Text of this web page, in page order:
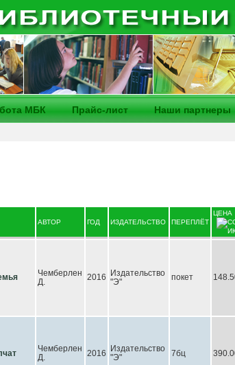
МБК Прайс-лист Наши партнеры
АВТОР ГОД ИЗДАТЕЛЬСТВО ПЕРЕПЛЁТ
ЦЕНА
Чемберлен
Д.
2016
Издательство
"Э"
покет
Чемберлен
Д.
2016
Издательство
"Э"
7бц